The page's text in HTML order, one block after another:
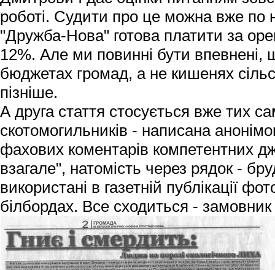
роботі. Судити про це можна вже по
"Дружба-Нова" готова платити за
12%. Але ми повинні бути впевнені,
бюджетах громад, а не кишенях
пізніше.
А друга стаття стосується вже тих
скотомогильників - написана
фахових коментарів компетентних
взагале", натомість через рядок -
використані в газетній публікації
білбордах. Все сходиться - замовник